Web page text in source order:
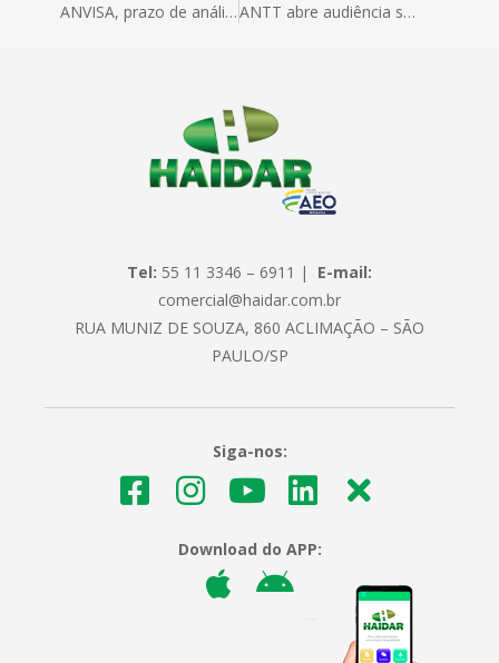
ANVISA, prazo de análise de LI nos principais postos ANTT abre audiência sobre novos investimentos na Nova Dutra
Tel: 55 11 3346 – 6911 | E-mail:
comercial@haidar.com.br
RUA MUNIZ DE SOUZA, 860 ACLIMAÇÃO – SÃO
PAULO/SP
Siga-nos:
Download do APP: